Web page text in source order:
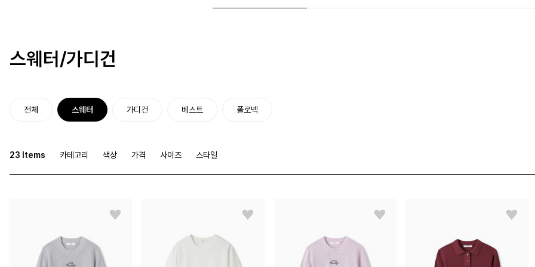
스웨터/가디건
전체 스웨터 가디건 베스트 폴로넥
23 Items 카테고리 색상 가격 사이즈 스타일